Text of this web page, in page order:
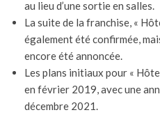
au lieu d’une sortie en salles.
La suite de la franchise, «
également été confirmée,
encore été annoncée.
Les plans initiaux pour «
en février 2019, avec une
décembre 2021.